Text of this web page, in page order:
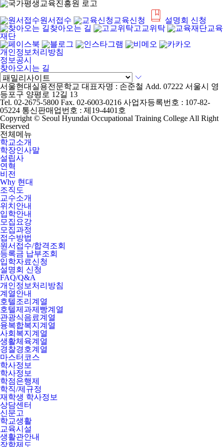
원서접수 교육신청
설명회 신청
찾아오는 길
고교위탁
교육
재단
개인정보처리방침
정보공시
찾아오시는 길
서울현대실용전문학교 대표자명 : 손준철 Add. 07222 서울시 영
등포구 양평로 12길 13
Tel. 02-2675-5800 Fax. 02-6003-0216 사업자등록번호 : 107-82-
05224 통신판매업번호 : 제19-4401호
Copyright © Seoul Hyundai Occupational Training College All Right
Reserved
전체메뉴
학교소개
학장인사말
설립사
연혁
비전
Why 현대
조직도
교수소개
위치안내
입학안내
모집요강
모집과정
접수방법
원서접수/합격조회
등록금 납부조회
입학자료신청
설명회 신청
FAQ/Q&A
개인정보처리방침
계열안내
호텔조리계열
호텔제과제빵계열
관광식음료계열
융복합복지계열
사회복지계열
생활체육계열
경찰경호계열
마스터코스
학사정보
학사정보
학점은행제
학직/제규정
재학생 학사정보
상담센터
신문고
학교생활
교육시설
생활관안내
장학제도